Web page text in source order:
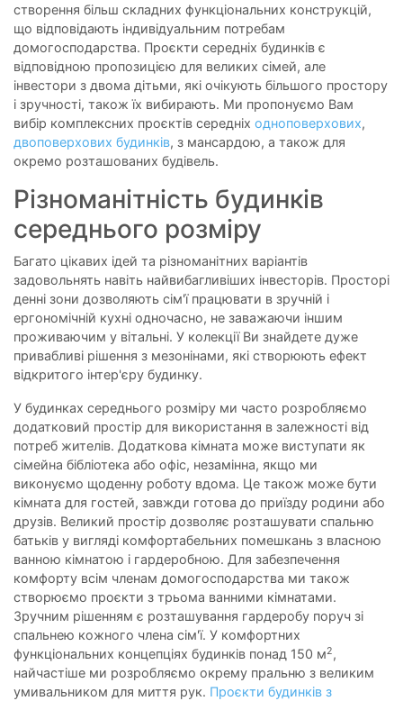
створення більш складних функціональних конструкцій,
що відповідають індивідуальним потребам
домогосподарства. Проєкти середніх будинків є
відповідною пропозицією для великих сімей, але
інвестори з двома дітьми, які очікують більшого простору
і зручності, також їх вибирають. Ми пропонуємо Вам
вибір комплексних проєктів середніх одноповерхових,
двоповерхових будинків, з мансардою, а також для
окремо розташованих будівель.
Різноманітність будинків
середнього розміру
Багато цікавих ідей та різноманітних варіантів
задовольнять навіть найвибагливіших інвесторів. Просторі
денні зони дозволяють сім'ї працювати в зручній і
ергономічній кухні одночасно, не заважаючи іншим
проживаючим у вітальні. У колекції Ви знайдете дуже
привабливі рішення з мезонінами, які створюють ефект
відкритого інтер'єру будинку.
У будинках середнього розміру ми часто розробляємо
додатковий простір для використання в залежності від
потреб жителів. Додаткова кімната може виступати як
сімейна бібліотека або офіс, незамінна, якщо ми
виконуємо щоденну роботу вдома. Це також може бути
кімната для гостей, завжди готова до приїзду родини або
друзів. Великий простір дозволяє розташувати спальню
батьків у вигляді комфортабельних помешкань з власною
ванною кімнатою і гардеробною. Для забезпечення
комфорту всім членам домогосподарства ми також
створюємо проєкти з трьома ванними кімнатами.
Зручним рішенням є розташування гардеробу поруч зі
спальнею кожного члена сім'ї. У комфортних
функціональних концепціях будинків понад 150 м2,
найчастіше ми розробляємо окрему пральню з великим
умивальником для миття рук. Проєкти будинків з